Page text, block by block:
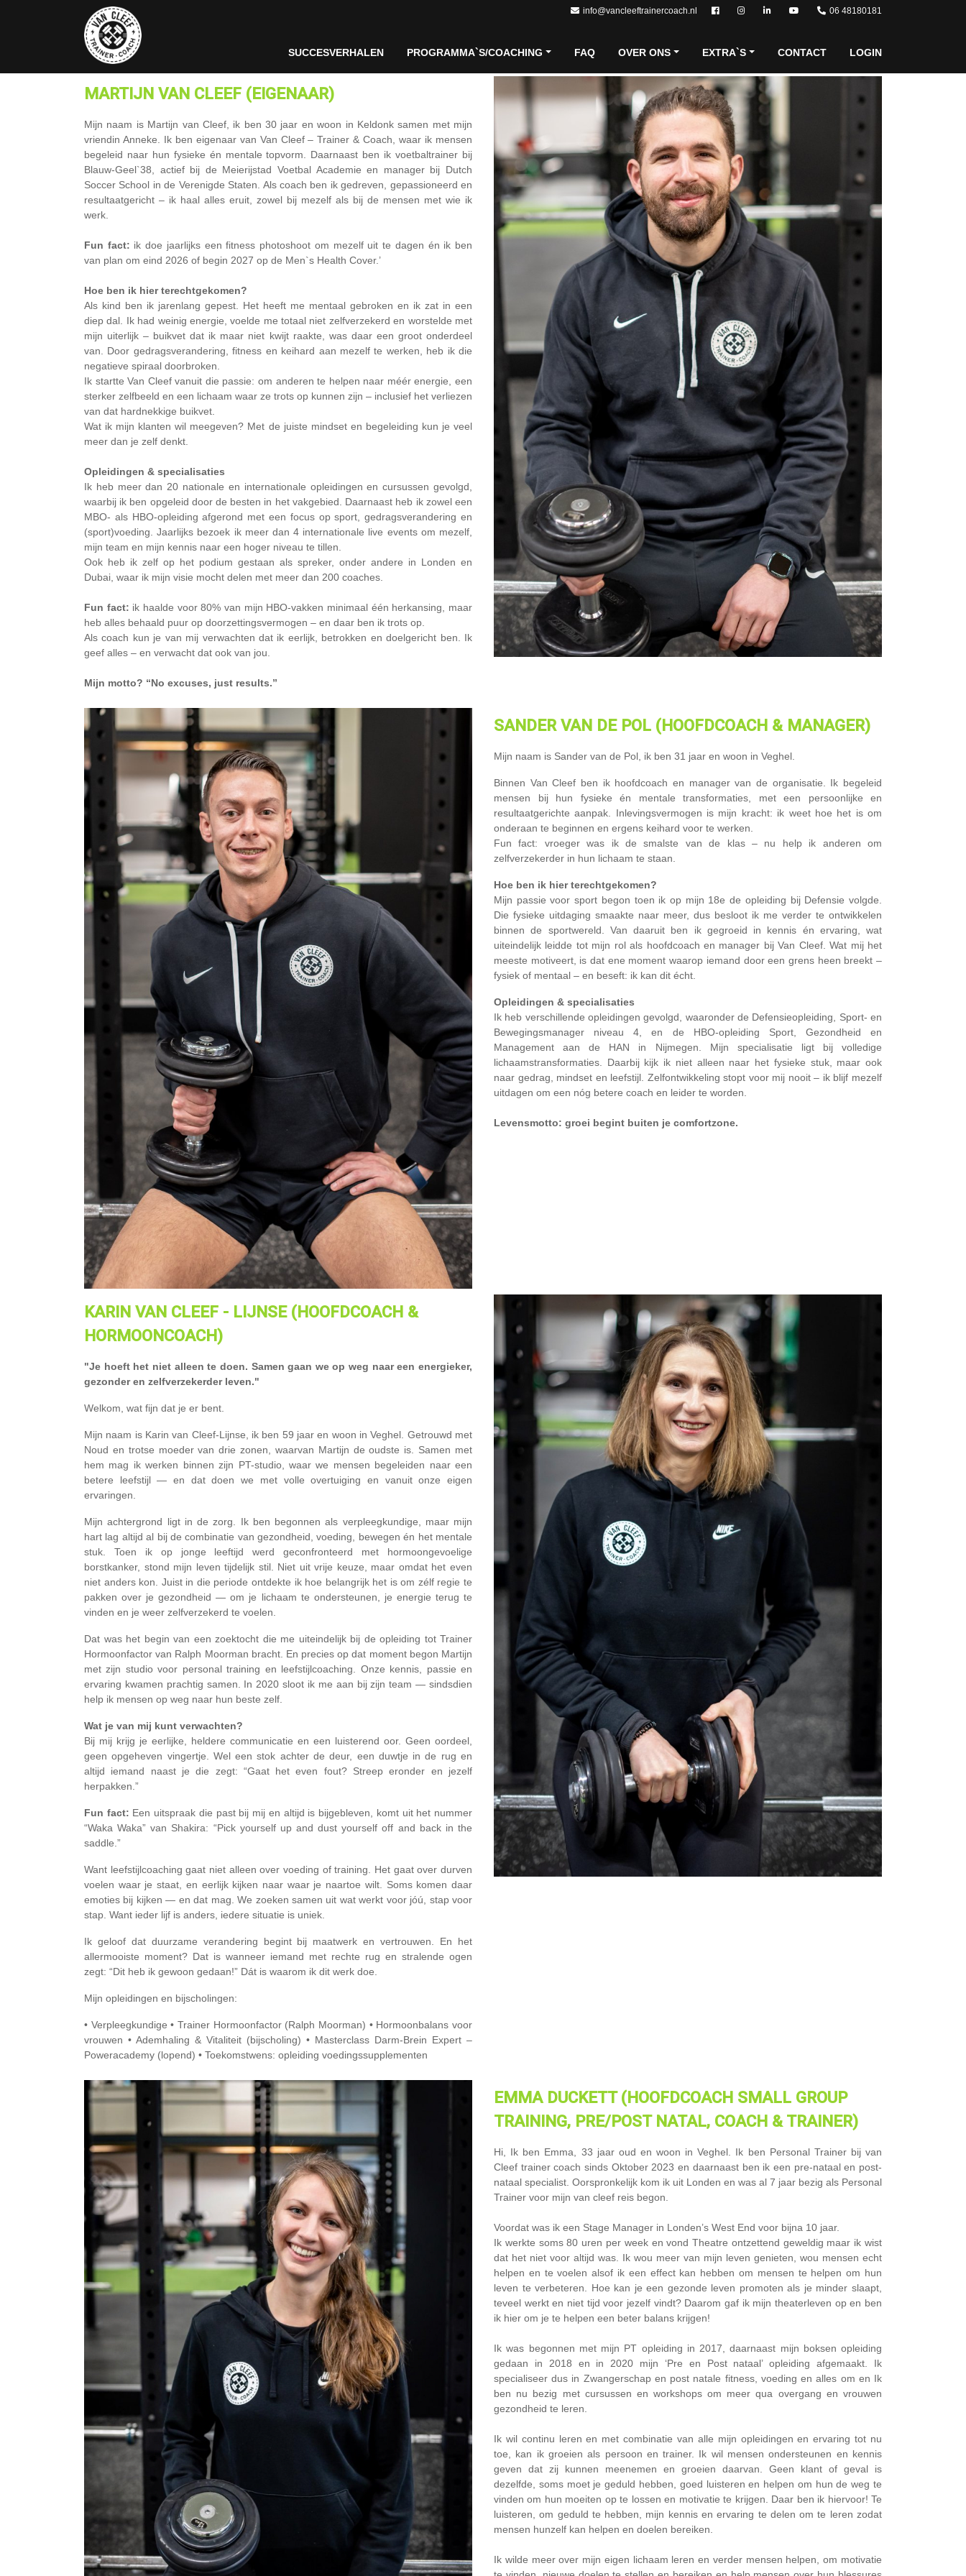
info@vancleeftrainercoach.nl 06 48180181
SUCCESVERHALEN PROGRAMMA`S/COACHING FAQ OVER ONS EXTRA`S CONTACT LOGIN
MARTIJN VAN CLEEF (EIGENAAR)
Mijn naam is Martijn van Cleef, ik ben 30 jaar en woon in Keldonk samen met mijn
vriendin Anneke. Ik ben eigenaar van Van Cleef – Trainer & Coach, waar ik mensen
begeleid naar hun fysieke én mentale topvorm. Daarnaast ben ik voetbaltrainer bij
Blauw-Geel`38, actief bij de Meierijstad Voetbal Academie en manager bij Dutch
Soccer School in de Verenigde Staten. Als coach ben ik gedreven, gepassioneerd en
resultaatgericht – ik haal alles eruit, zowel bij mezelf als bij de mensen met wie ik
werk.
Fun fact: ik doe jaarlijks een fitness photoshoot om mezelf uit te dagen én ik ben
van plan om eind 2026 of begin 2027 op de Men`s Health Cover.’
Hoe ben ik hier terechtgekomen?
Als kind ben ik jarenlang gepest. Het heeft me mentaal gebroken en ik zat in een
diep dal. Ik had weinig energie, voelde me totaal niet zelfverzekerd en worstelde met
mijn uiterlijk – buikvet dat ik maar niet kwijt raakte, was daar een groot onderdeel
van. Door gedragsverandering, fitness en keihard aan mezelf te werken, heb ik die
negatieve spiraal doorbroken.
Ik startte Van Cleef vanuit die passie: om anderen te helpen naar méér energie, een
sterker zelfbeeld en een lichaam waar ze trots op kunnen zijn – inclusief het verliezen
van dat hardnekkige buikvet.
Wat ik mijn klanten wil meegeven? Met de juiste mindset en begeleiding kun je veel
meer dan je zelf denkt.
Opleidingen & specialisaties
Ik heb meer dan 20 nationale en internationale opleidingen en cursussen gevolgd,
waarbij ik ben opgeleid door de besten in het vakgebied. Daarnaast heb ik zowel een
MBO- als HBO-opleiding afgerond met een focus op sport, gedragsverandering en
(sport)voeding. Jaarlijks bezoek ik meer dan 4 internationale live events om mezelf,
mijn team en mijn kennis naar een hoger niveau te tillen.
Ook heb ik zelf op het podium gestaan als spreker, onder andere in Londen en
Dubai, waar ik mijn visie mocht delen met meer dan 200 coaches.
Fun fact: ik haalde voor 80% van mijn HBO-vakken minimaal één herkansing, maar
heb alles behaald puur op doorzettingsvermogen – en daar ben ik trots op.
Als coach kun je van mij verwachten dat ik eerlijk, betrokken en doelgericht ben. Ik
geef alles – en verwacht dat ook van jou.
Mijn motto? “No excuses, just results.”
SANDER VAN DE POL (HOOFDCOACH & MANAGER)
Mijn naam is Sander van de Pol, ik ben 31 jaar en woon in Veghel.
Binnen Van Cleef ben ik hoofdcoach en manager van de organisatie. Ik begeleid
mensen bij hun fysieke én mentale transformaties, met een persoonlijke en
resultaatgerichte aanpak. Inlevingsvermogen is mijn kracht: ik weet hoe het is om
onderaan te beginnen en ergens keihard voor te werken.
Fun fact: vroeger was ik de smalste van de klas – nu help ik anderen om
zelfverzekerder in hun lichaam te staan.
Hoe ben ik hier terechtgekomen?
Mijn passie voor sport begon toen ik op mijn 18e de opleiding bij Defensie volgde.
Die fysieke uitdaging smaakte naar meer, dus besloot ik me verder te ontwikkelen
binnen de sportwereld. Van daaruit ben ik gegroeid in kennis én ervaring, wat
uiteindelijk leidde tot mijn rol als hoofdcoach en manager bij Van Cleef. Wat mij het
meeste motiveert, is dat ene moment waarop iemand door een grens heen breekt –
fysiek of mentaal – en beseft: ik kan dit écht.
Opleidingen & specialisaties
Ik heb verschillende opleidingen gevolgd, waaronder de Defensieopleiding, Sport- en
Bewegingsmanager niveau 4, en de HBO-opleiding Sport, Gezondheid en
Management aan de HAN in Nijmegen. Mijn specialisatie ligt bij volledige
lichaamstransformaties. Daarbij kijk ik niet alleen naar het fysieke stuk, maar ook
naar gedrag, mindset en leefstijl. Zelfontwikkeling stopt voor mij nooit – ik blijf mezelf
uitdagen om een nóg betere coach en leider te worden.
Levensmotto: groei begint buiten je comfortzone.
KARIN VAN CLEEF - LIJNSE (HOOFDCOACH &
HORMOONCOACH)
"Je hoeft het niet alleen te doen. Samen gaan we op weg naar een energieker,
gezonder en zelfverzekerder leven."
Welkom, wat fijn dat je er bent.
Mijn naam is Karin van Cleef-Lijnse, ik ben 59 jaar en woon in Veghel. Getrouwd met
Noud en trotse moeder van drie zonen, waarvan Martijn de oudste is. Samen met
hem mag ik werken binnen zijn PT-studio, waar we mensen begeleiden naar een
betere leefstijl — en dat doen we met volle overtuiging en vanuit onze eigen
ervaringen.
Mijn achtergrond ligt in de zorg. Ik ben begonnen als verpleegkundige, maar mijn
hart lag altijd al bij de combinatie van gezondheid, voeding, bewegen én het mentale
stuk. Toen ik op jonge leeftijd werd geconfronteerd met hormoongevoelige
borstkanker, stond mijn leven tijdelijk stil. Niet uit vrije keuze, maar omdat het even
niet anders kon. Juist in die periode ontdekte ik hoe belangrijk het is om zélf regie te
pakken over je gezondheid — om je lichaam te ondersteunen, je energie terug te
vinden en je weer zelfverzekerd te voelen.
Dat was het begin van een zoektocht die me uiteindelijk bij de opleiding tot Trainer
Hormoonfactor van Ralph Moorman bracht. En precies op dat moment begon Martijn
met zijn studio voor personal training en leefstijlcoaching. Onze kennis, passie en
ervaring kwamen prachtig samen. In 2020 sloot ik me aan bij zijn team — sindsdien
help ik mensen op weg naar hun beste zelf.
Wat je van mij kunt verwachten?
Bij mij krijg je eerlijke, heldere communicatie en een luisterend oor. Geen oordeel,
geen opgeheven vingertje. Wel een stok achter de deur, een duwtje in de rug en
altijd iemand naast je die zegt: “Gaat het even fout? Streep eronder en jezelf
herpakken.”
Fun fact: Een uitspraak die past bij mij en altijd is bijgebleven, komt uit het nummer
“Waka Waka” van Shakira: “Pick yourself up and dust yourself off and back in the
saddle.”
Want leefstijlcoaching gaat niet alleen over voeding of training. Het gaat over durven
voelen waar je staat, en eerlijk kijken naar waar je naartoe wilt. Soms komen daar
emoties bij kijken — en dat mag. We zoeken samen uit wat werkt voor jóú, stap voor
stap. Want ieder lijf is anders, iedere situatie is uniek.
Ik geloof dat duurzame verandering begint bij maatwerk en vertrouwen. En het
allermooiste moment? Dat is wanneer iemand met rechte rug en stralende ogen
zegt: “Dit heb ik gewoon gedaan!” Dát is waarom ik dit werk doe.
Mijn opleidingen en bijscholingen:
• Verpleegkundige • Trainer Hormoonfactor (Ralph Moorman) • Hormoonbalans voor
vrouwen • Ademhaling & Vitaliteit (bijscholing) • Masterclass Darm-Brein Expert –
Poweracademy (lopend) • Toekomstwens: opleiding voedingssupplementen
EMMA DUCKETT (HOOFDCOACH SMALL GROUP
TRAINING, PRE/POST NATAL, COACH & TRAINER)
Hi, Ik ben Emma, 33 jaar oud en woon in Veghel. Ik ben Personal Trainer bij van
Cleef trainer coach sinds Oktober 2023 en daarnaast ben ik een pre-nataal en post-
nataal specialist. Oorspronkelijk kom ik uit Londen en was al 7 jaar bezig als Personal
Trainer voor mijn van cleef reis begon.
Voordat was ik een Stage Manager in Londen’s West End voor bijna 10 jaar.
Ik werkte soms 80 uren per week en vond Theatre ontzettend geweldig maar ik wist
dat het niet voor altijd was. Ik wou meer van mijn leven genieten, wou mensen echt
helpen en te voelen alsof ik een effect kan hebben om mensen te helpen om hun
leven te verbeteren. Hoe kan je een gezonde leven promoten als je minder slaapt,
teveel werkt en niet tijd voor jezelf vindt? Daarom gaf ik mijn theaterleven op en ben
ik hier om je te helpen een beter balans krijgen!
Ik was begonnen met mijn PT opleiding in 2017, daarnaast mijn boksen opleiding
gedaan in 2018 en in 2020 mijn ‘Pre en Post nataal’ opleiding afgemaakt. Ik
specialiseer dus in Zwangerschap en post natale fitness, voeding en alles om en Ik
ben nu bezig met cursussen en workshops om meer qua overgang en vrouwen
gezondheid te leren.
Ik wil continu leren en met combinatie van alle mijn opleidingen en ervaring tot nu
toe, kan ik groeien als persoon en trainer. Ik wil mensen ondersteunen en kennis
geven dat zij kunnen meenemen en groeien daarvan. Geen klant of geval is
dezelfde, soms moet je geduld hebben, goed luisteren en helpen om hun de weg te
vinden om hun moeiten op te lossen en motivatie te krijgen. Daar ben ik hiervoor! Te
luisteren, om geduld te hebben, mijn kennis en ervaring te delen om te leren zodat
mensen hunzelf kan helpen en doelen bereiken.
Ik wilde meer over mijn eigen lichaam leren en verder mensen helpen, om motivatie